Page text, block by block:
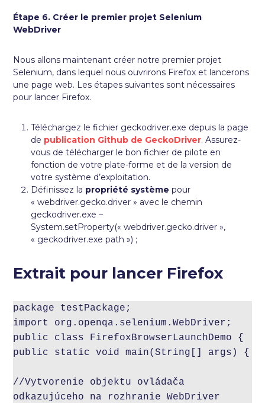
Étape 6. Créer le premier projet Selenium
WebDriver
Nous allons maintenant créer notre premier projet
Selenium, dans lequel nous ouvrirons Firefox et lancerons
une page web. Les étapes suivantes sont nécessaires
pour lancer Firefox.
Téléchargez le fichier geckodriver.exe depuis la page
de publication Github de GeckoDriver. Assurez-
vous de télécharger le bon fichier de pilote en
fonction de votre plate-forme et de la version de
votre système d’exploitation.
Définissez la propriété système pour
« webdriver.gecko.driver » avec le chemin
geckodriver.exe –
System.setProperty(« webdriver.gecko.driver »,
« geckodriver.exe path ») ;
Extrait pour lancer Firefox
package testPackage;
import org.openqa.selenium.WebDriver;
public class FirefoxBrowserLaunchDemo {
public static void main(String[] args) {
//Vytvorenie objektu ovládača
odkazujúceho na rozhranie WebDriver